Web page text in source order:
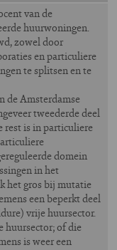
van de
huurwoningen.
zowel door
en particuliere
te splitsen en te
de Amsterdamse
tweederde deel
rest is in particuliere
domein
in het
het gros bij mutatie
een beperkt deel
vrije huursector.
huursector; of die
is weer een